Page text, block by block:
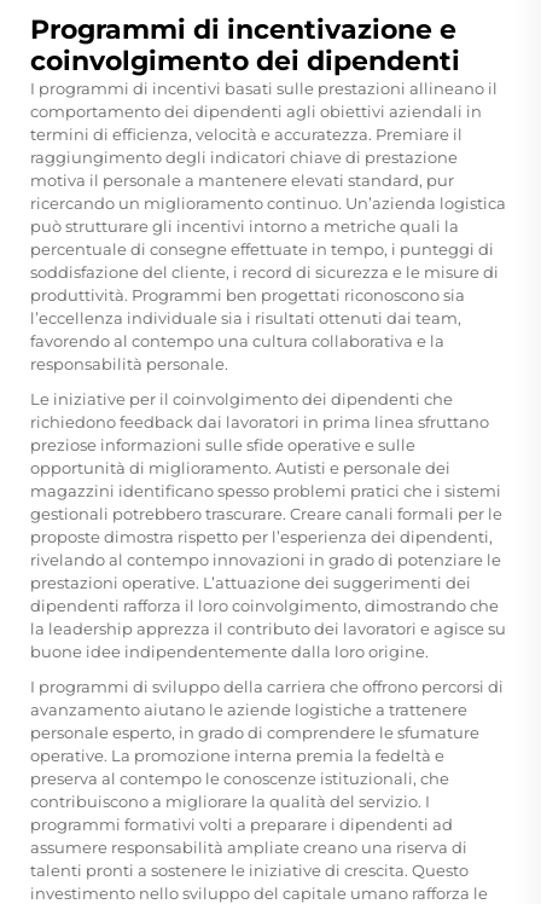
Programmi di incentivazione e
coinvolgimento dei dipendenti
I programmi di incentivi basati sulle prestazioni allineano il
comportamento dei dipendenti agli obiettivi aziendali in
termini di efficienza, velocità e accuratezza. Premiare il
raggiungimento degli indicatori chiave di prestazione
motiva il personale a mantenere elevati standard, pur
ricercando un miglioramento continuo. Un’azienda logistica
può strutturare gli incentivi intorno a metriche quali la
percentuale di consegne effettuate in tempo, i punteggi di
soddisfazione del cliente, i record di sicurezza e le misure di
produttività. Programmi ben progettati riconoscono sia
l’eccellenza individuale sia i risultati ottenuti dai team,
favorendo al contempo una cultura collaborativa e la
responsabilità personale.
Le iniziative per il coinvolgimento dei dipendenti che
richiedono feedback dai lavoratori in prima linea sfruttano
preziose informazioni sulle sfide operative e sulle
opportunità di miglioramento. Autisti e personale dei
magazzini identificano spesso problemi pratici che i sistemi
gestionali potrebbero trascurare. Creare canali formali per le
proposte dimostra rispetto per l’esperienza dei dipendenti,
rivelando al contempo innovazioni in grado di potenziare le
prestazioni operative. L’attuazione dei suggerimenti dei
dipendenti rafforza il loro coinvolgimento, dimostrando che
la leadership apprezza il contributo dei lavoratori e agisce su
buone idee indipendentemente dalla loro origine.
I programmi di sviluppo della carriera che offrono percorsi di
avanzamento aiutano le aziende logistiche a trattenere
personale esperto, in grado di comprendere le sfumature
operative. La promozione interna premia la fedeltà e
preserva al contempo le conoscenze istituzionali, che
contribuiscono a migliorare la qualità del servizio. I
programmi formativi volti a preparare i dipendenti ad
assumere responsabilità ampliate creano una riserva di
talenti pronti a sostenere le iniziative di crescita. Questo
investimento nello sviluppo del capitale umano rafforza le